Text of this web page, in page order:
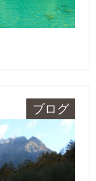
ブログ